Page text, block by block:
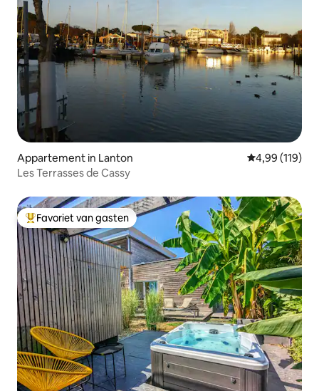
Appartement in Lanton Gemiddelde
4,99 (119)
Les Terrasses de Cassy
Topfavoriet van gasten
Favoriet van gasten